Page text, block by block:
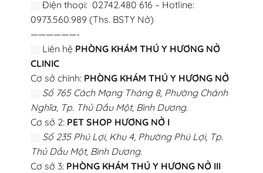
Điện thoại: 02742.480 616 – Hotline:
0973.560.989 (Ths. BSTY Nở)
——————-
Liên hệ PHÒNG KHÁM THÚ Y HƯƠNG NỞ
CLINIC
Cơ sở chính: PHÒNG KHÁM THÚ Y HƯƠNG NỞ
Số 765 Cách Mạng Tháng 8, Phường Chánh
Nghĩa, Tp. Thủ Dầu Một, Bình Dương.
Cơ sở 2: PET SHOP HƯƠNG NỞ I
Số 235 Phú Lợi, Khu 4, Phường Phú Lợi, Tp.
Thủ Dầu Một, Bình Dương.
Cơ sở 3: PHÒNG KHÁM THÚ Y HƯƠNG NỞ III